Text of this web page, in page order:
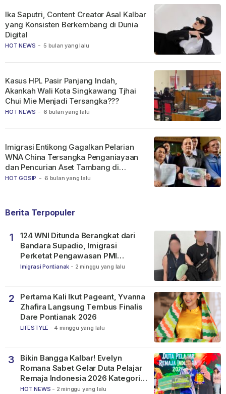
HOT NEWS - 5 bulan yang lalu
Ika Saputri, Content Creator Asal Kalbar
yang Konsisten Berkembang di Dunia
Digital
HOT NEWS - 6 bulan yang lalu
Kasus HPL Pasir Panjang Indah,
Akankah Wali Kota Singkawang Tjhai
Chui Mie Menjadi Tersangka???
HOT GOSIP - 6 bulan yang lalu
Imigrasi Entikong Gagalkan Pelarian
WNA China Tersangka Penganiayaan
dan Pencurian Aset Tambang di
Ketapang
Berita Terpopuler
1
124 WNI Ditunda Berangkat dari
Bandara Supadio, Imigrasi
Perketat Pengawasan PMI
Nonprosedural
Imigrasi Pontianak - 2 minggu yang lalu
2
Pertama Kali Ikut Pageant, Yvanna
Zhafira Langsung Tembus Finalis
Dare Pontianak 2026
LIFESTYLE - 4 minggu yang lalu
3
Bikin Bangga Kalbar! Evelyn
Romana Sabet Gelar Duta Pelajar
Remaja Indonesia 2026 Kategori
SMP
HOT NEWS - 2 minggu yang lalu